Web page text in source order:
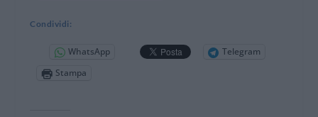
Condividi:
WhatsApp
Telegram
Stampa